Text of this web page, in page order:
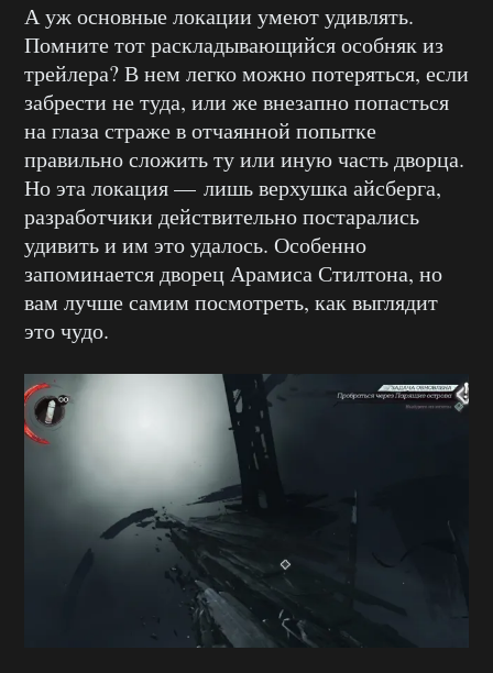
А уж основные локации умеют удивлять.
Помните тот раскладывающийся особняк из
трейлера? В нем легко можно потеряться, если
забрести не туда, или же внезапно попасться
на глаза страже в отчаянной попытке
правильно сложить ту или иную часть дворца.
Но эта локация — лишь верхушка айсберга,
разработчики действительно постарались
удивить и им это удалось. Особенно
запоминается дворец Арамиса Стилтона, но
вам лучше самим посмотреть, как выглядит
это чудо.